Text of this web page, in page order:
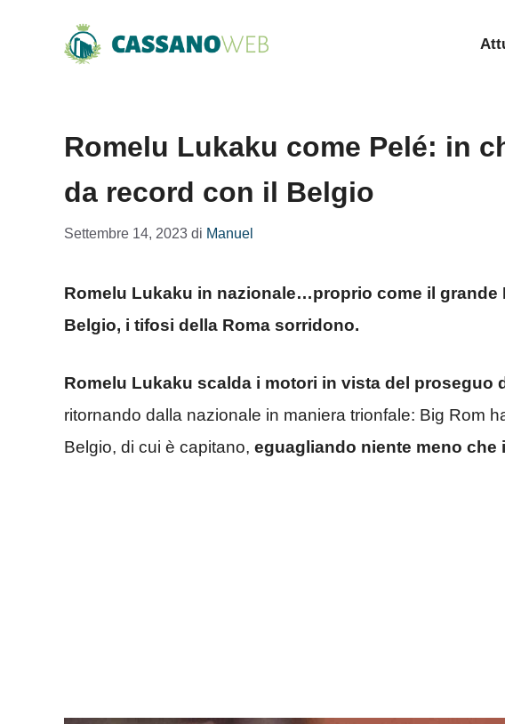
Romelu Lukaku come Pelé: in
da record con il Belgio
Settembre 14, 2023 di Manuel
Romelu Lukaku in nazionale…proprio come il grande
Belgio, i tifosi della Roma sorridono.
Romelu Lukaku scalda i motori in vista del proseguo
ritornando dalla nazionale in maniera trionfale: Big Rom
Belgio, di cui è capitano, eguagliando niente meno che